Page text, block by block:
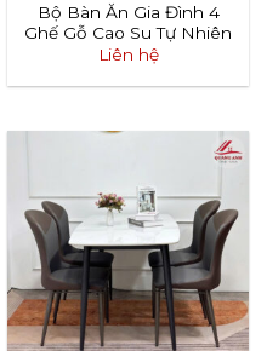
Bộ Bàn Ăn Gia Đình 4
Ghế Gỗ Cao Su Tự Nhiên
Liên hệ